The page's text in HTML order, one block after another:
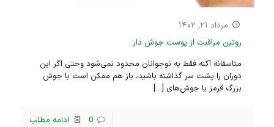
مرداد ۲۱, ۱۴۰۲
روتین مراقبت از پوست جوش دار
متاسفانه آکنه فقط به نوجوانان محدود نمی‌شود وحتی اگر این
دوران را پشت سر گذاشته باشید، باز هم ممکن است با جوش
بزرگ قرمز یا جوش‌های […]
0 ادامه مطلب